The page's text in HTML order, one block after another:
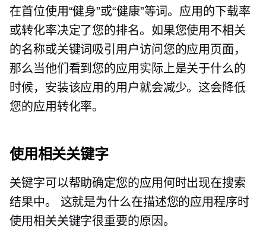
在首位使用“健身”或“健康”等词。应用的下载率
或转化率决定了您的排名。如果您使用不相关
的名称或关键词吸引用户访问您的应用页面，
那么当他们看到您的应用实际上是关于什么的
时候，安装该应用的用户就会减少。这会降低
您的应用转化率。
使用相关关键字
关键字可以帮助确定您的应用何时出现在搜索
结果中。 这就是为什么在描述您的应用程序时
使用相关关键字很重要的原因。